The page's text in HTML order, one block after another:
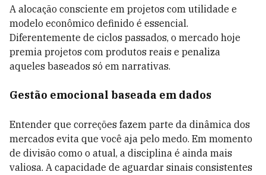
A alocação consciente em projetos com utilidade e
modelo econômico definido é essencial.
Diferentemente de ciclos passados, o mercado hoje
premia projetos com produtos reais e penaliza
aqueles baseados só em narrativas.
Gestão emocional baseada em dados
Entender que correções fazem parte da dinâmica dos
mercados evita que você aja pelo medo. Em momento
de divisão como o atual, a disciplina é ainda mais
valiosa. A capacidade de aguardar sinais consistentes